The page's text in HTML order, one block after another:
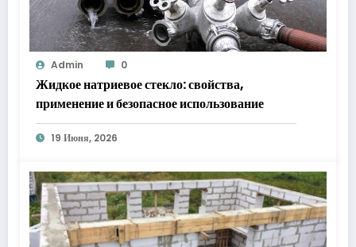
Admin 0
Жидкое натриевое стекло: свойства,
применение и безопасное использование
19 Июня, 2026